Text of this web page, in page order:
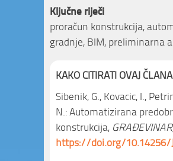
Ključne riječi
proračun konstrukcija,
gradnje, BIM, preliminarna
KAKO CITIRATI OVAJ
Sibenik, G., Kovacic, I.,
N.: Automatizirana
konstrukcija,
https://doi.org/10.14256/